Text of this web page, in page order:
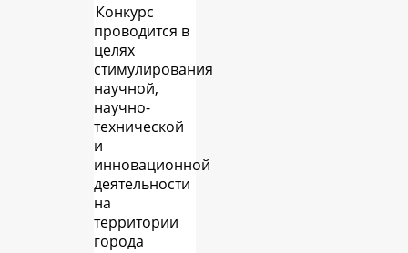
Конкурс
проводится в
целях
стимулирования
научной,
научно-
технической
и
инновационной
деятельности
на
территории
города